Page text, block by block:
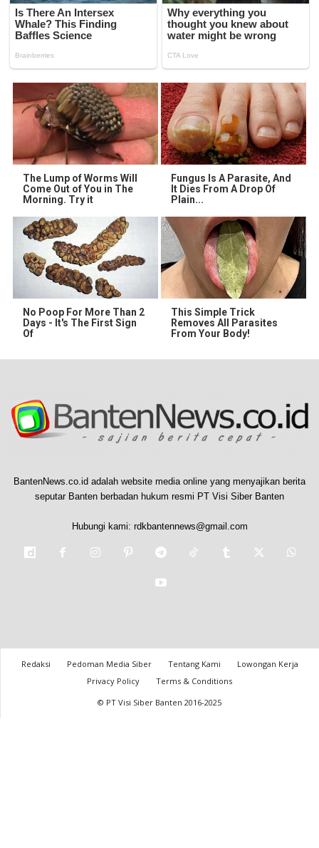
The Lump of Worms Will
Come Out of You in The
Morning. Try it
Fungus Is A Parasite, And
It Dies From A Drop Of
Plain...
No Poop For More Than 2
Days - It's The First Sign
Of
This Simple Trick
Removes All Parasites
From Your Body!
BantenNews.co.id adalah website media online yang menyajikan berita
seputar Banten berbadan hukum resmi PT Visi Siber Banten
Hubungi kami: rdkbantennews@gmail.com
Redaksi Pedoman Media Siber Tentang Kami
Lowongan Kerja
Privacy Policy
Terms & Conditions
© PT Visi Siber Banten 2016-2025